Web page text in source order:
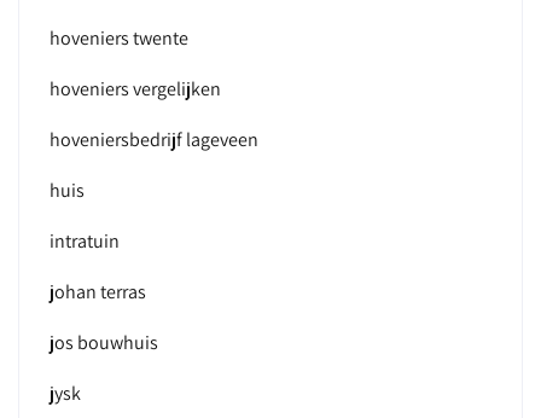
hoveniers twente
hoveniers vergelijken
hoveniersbedrijf lageveen
huis
intratuin
johan terras
jos bouwhuis
jysk